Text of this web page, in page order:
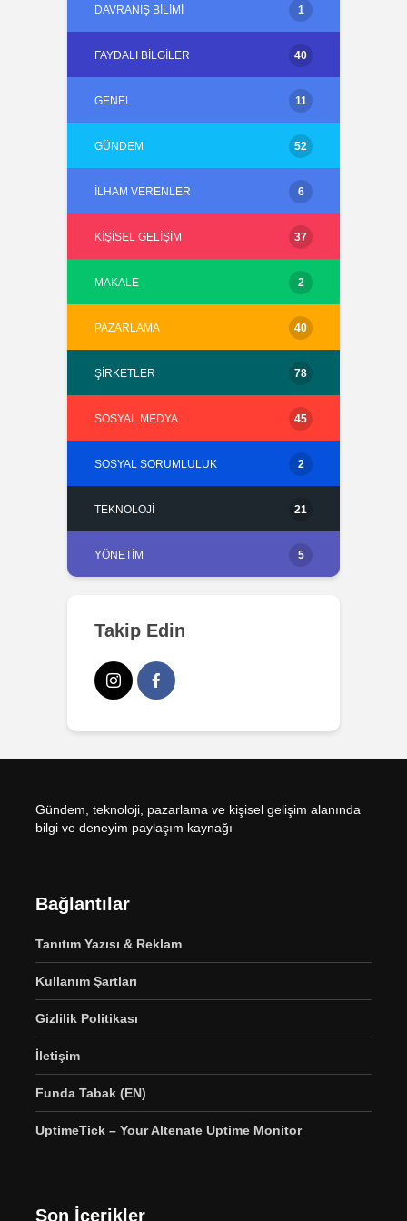
DAVRANIŞ BILIMI 1
FAYDALI BILGILER 40
GENEL 11
GÜNDEM 52
İLHAM VERENLER 6
KIŞISEL GELIŞIM 37
MAKALE 2
PAZARLAMA 40
ŞIRKETLER 78
SOSYAL MEDYA 45
SOSYAL SORUMLULUK 2
TEKNOLOJI 21
YÖNETIM 5
Takip Edin
Gündem, teknoloji, pazarlama ve kişisel gelişim alanında
bilgi ve deneyim paylaşım kaynağı
Bağlantılar
Tanıtım Yazısı & Reklam
Kullanım Şartları
Gizlilik Politikası
İletişim
Funda Tabak (EN)
UptimeTick – Your Altenate Uptime Monitor
Son İçerikler